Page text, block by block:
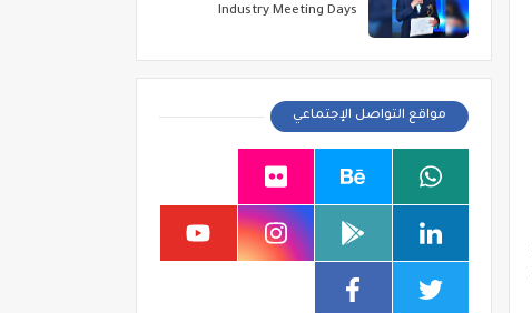
Industry Meeting Days
مواقع التواصل الإجتماعي